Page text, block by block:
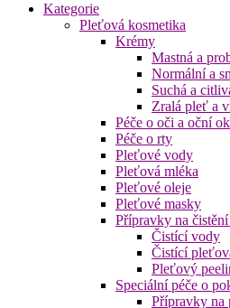
Kategorie
Pleťová kosmetika
Krémy
Mastná a
Normální a
Suchá a
Zralá pleť a
Péče o oči a oční
Péče o rty
Pleťové vody
Pleťová mléka
Pleťové oleje
Pleťové masky
Přípravky na
Čistící vody
Čistící
Pleťový
Speciální péče o
Přípravky na